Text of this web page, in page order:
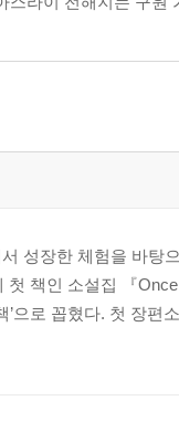
성장한 체험을 바탕
첫 책인 소설집 『
’으로 꼽혔다. 첫 장